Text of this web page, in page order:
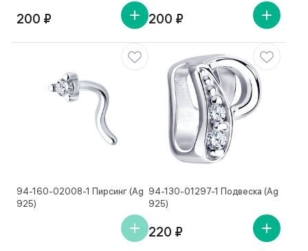
200 ₽ 200 ₽
94-160-02008-1 Пирсинг (Ag
925)
94-130-01297-1 Подвеска (Ag
925)
220 ₽